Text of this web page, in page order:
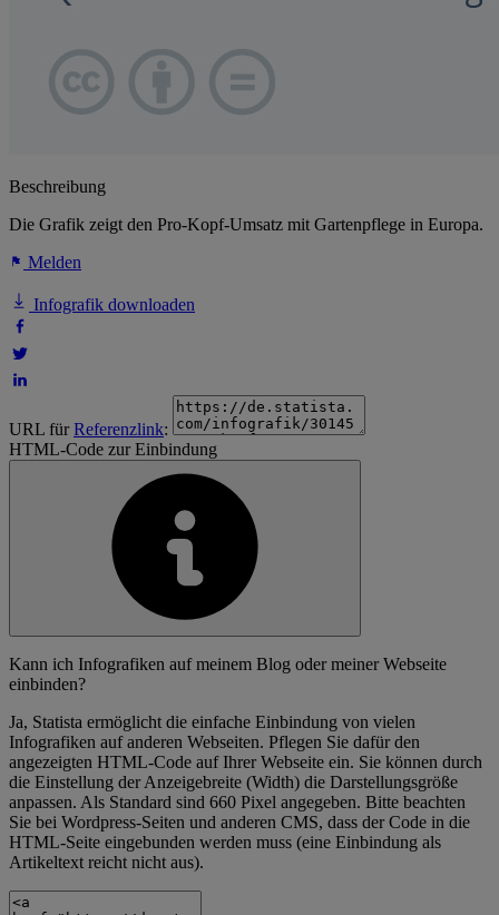
Beschreibung
Die Grafik zeigt den Pro-Kopf-Umsatz mit Gartenpflege in Europa.
Melden
Infografik downloaden
URL fürReferenzlink:
HTML-Code zur Einbindung
Kann ich Infografiken auf meinem Blog oder meiner Webseite
einbinden?
Ja, Statista ermöglicht die einfache Einbindung von vielen
Infografiken auf anderen Webseiten. Pflegen Sie dafür den
angezeigten HTML-Code auf Ihrer Webseite ein. Sie können durch
die Einstellung der Anzeigebreite (Width) die Darstellungsgröße
anpassen. Als Standard sind 660 Pixel angegeben. Bitte beachten
Sie bei Wordpress-Seiten und anderen CMS, dass der Code in die
HTML-Seite eingebunden werden muss (eine Einbindung als
Artikeltext reicht nicht aus).